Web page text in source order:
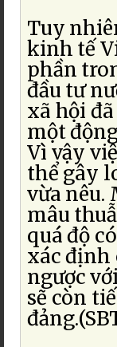
Tuy
kinh tế
phần
đầu tư
xã hội
một
Vì vậy
thể gây
vừa nêu.
mâu
quá độ
xác định
ngược
sẽ còn